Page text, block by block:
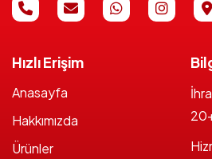
Hızlı Erişim
Anasayfa
Hakkımızda
Ürünler